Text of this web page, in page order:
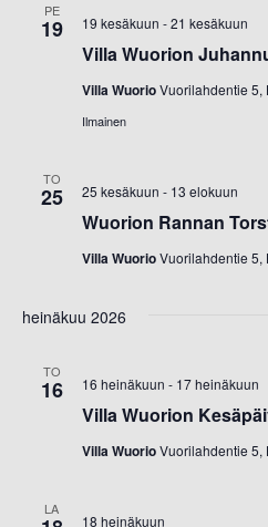
PE
19
Villa Wuorion
19 kesäkuun -21 kesäkuun
Villa WuorioVuorilahdentie 5,
Ilmainen
TO
25
Wuorion Rannan
25 kesäkuun - 13 elokuun
Villa WuorioVuorilahdentie 5,
heinäkuu 2026
TO
16
Villa Wuorion
16 heinäkuun - 17 heinäkuun
Villa WuorioVuorilahdentie 5,
LA
18 heinäkuun